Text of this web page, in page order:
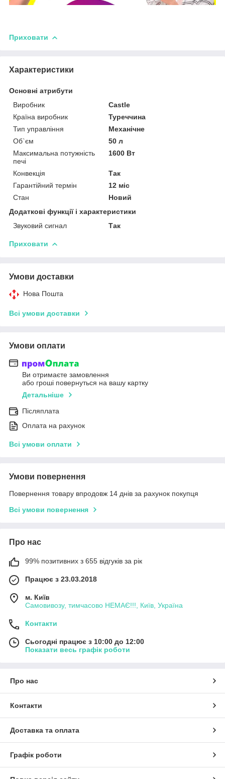
Приховати
Характеристики
Основні атрибути
Виробник
Castle
Країна виробник
Туреччина
Тип управління
Механічне
Об`єм
50 л
Максимальна потужність
печі
1600 Вт
Конвекція
Так
Гарантійний термін
12 міс
Стан
Новий
Додаткові функції і характеристики
Звуковий сигнал
Так
Приховати
Умови доставки
Нова Пошта
Всі умови доставки
Умови оплати
Ви отримаєте замовлення
або гроші повернуться на вашу картку
Детальніше
Післяплата
Оплата на рахунок
Всі умови оплати
Умови повернення
Повернення товару впродовж 14 днів за рахунок покупця
Всі умови повернення
Про нас
99% позитивних з 655 відгуків за рік
Працює з 23.03.2018
м. Київ
Самовивозу, тимчасово НЕМАЄ!!!, Київ, Україна
Контакти
Сьогодні працює з 10:00 до 12:00
Показати весь графік роботи
Про нас
Контакти
Доставка та оплата
Графік роботи